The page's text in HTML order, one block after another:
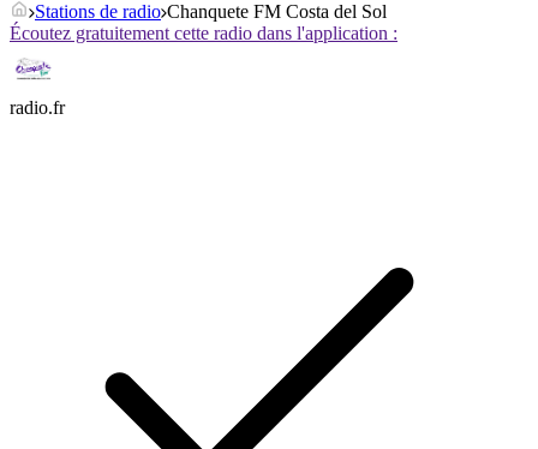
Stations de radio Chanquete FM Costa del Sol
Écoutez gratuitement cette radio dans l'application :
radio.fr